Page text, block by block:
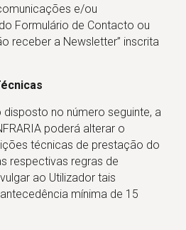
e/ou
Formulário de Contacto ou
receber a Newsletter” inscrita
no número seguinte, a
poderá alterar o
técnicas de prestação do
respectivas regras de
ao Utilizador tais
mínima de 15